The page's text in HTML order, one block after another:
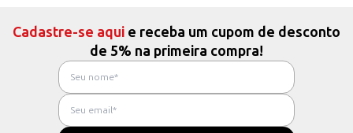
Cadastre-se aqui e receba um cupom de desconto
de 5% na primeira compra!